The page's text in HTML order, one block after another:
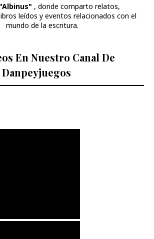
, donde comparto relatos,
leídos y eventos relacionados con el
mundo de la escritura.
En Nuestro Canal De